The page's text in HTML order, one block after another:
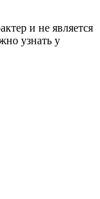
и не является
узнать у